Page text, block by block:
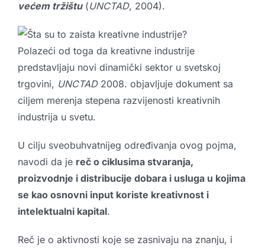
većem tržištu (UNCTAD, 2004).
Polazeći od toga da kreativne industrije
predstavljaju novi dinamički sektor u svetskoj
trgovini, UNCTAD2008. objavljuje dokument sa
ciljem merenja stepena razvijenosti kreativnih
industrija u svetu.
U cilju sveobuhvatnijeg određivanja ovog pojma,
navodi da je reč o ciklusima stvaranja,
proizvodnje i distribucije dobara i usluga u kojima
se kao osnovni input koriste kreativnost i
intelektualni kapital.
Reč je o aktivnosti koje se zasnivaju na znanju, i